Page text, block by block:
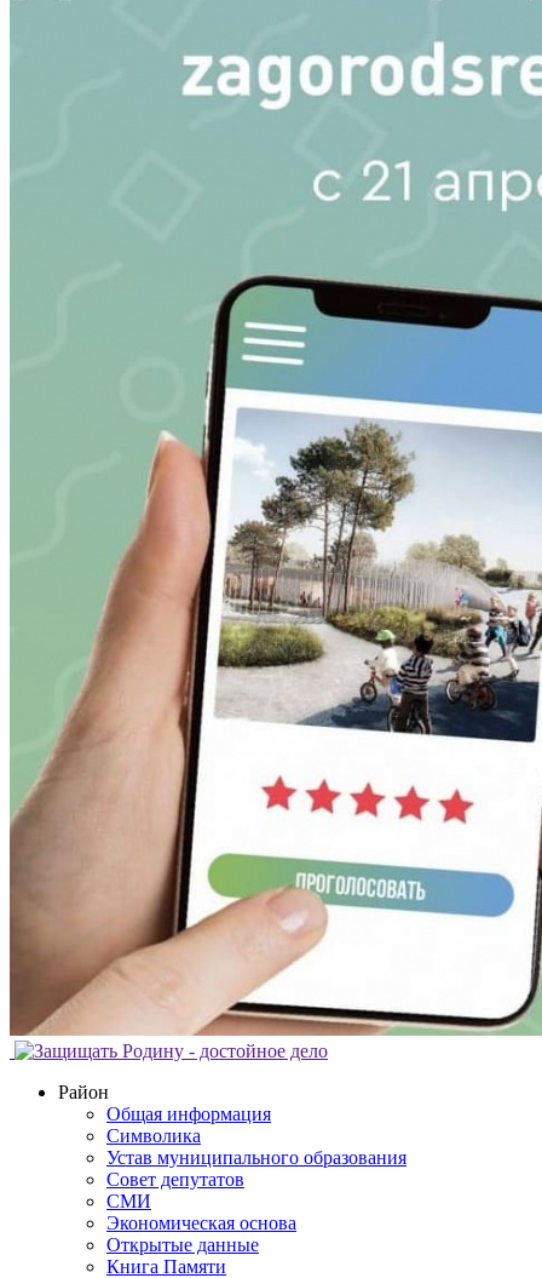
Район
Общая информация
Символика
Устав муниципального образования
Совет депутатов
СМИ
Экономическая основа
Открытые данные
Книга Памяти